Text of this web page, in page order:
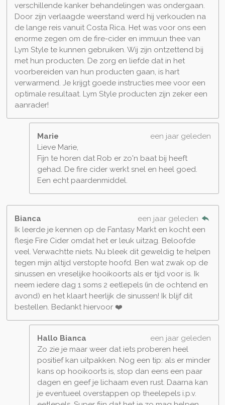
verschillende kanker behandelingen was ondergaan.
Door zijn verlaagde weerstand werd hij verkouden na
de lange reis vanuit Costa Rica. Het was voor ons een
enorme zegen om de fire-cider en immuun thee van
Lym Style te kunnen gebruiken. Wij zijn ontzettend bij
met hun producten. De zorg en liefde dat in het
voorbereiden van hun producten gaan, is hart
verwarmend. Je krijgt goede instructies mee voor een
optimale resultaat. Lym Style producten zijn zeker een
aanrader!
Marie
een jaar geleden
Lieve Marie,
Fijn te horen dat Rob er zo'n baat bij heeft
gehad. De fire cider werkt snel en heel goed.
Een echt paardenmiddel.
Bianca
een jaar geleden
Ik leerde je kennen op de Fantasy Markt en kocht een
flesje Fire Cider omdat het er leuk uitzag. Beloofde
veel. Verwachtte niets. Nu bleek dit geweldig te helpen
tegen mijn altijd verstopte hoofd. Ben wat zwak op de
sinussen en vreselijke hooikoorts als er tijd voor is. Ik
neem iedere dag 1 soms 2 eetlepels (in de ochtend en
avond) en het klaart heerlijk de sinussen! Ik blijf dit
bestellen. Bedankt hiervoor ❤️
Hallo Bianca
een jaar geleden
Zo zie je maar weer dat iets proberen heel
positief kan uitpakken. Nog een tip: als er minder
kans op hooikoorts is, stop dan eens een paar
dagen en geef je lichaam even rust. Daarna kan
je eventueel overstappen op theelepels i.p.v.